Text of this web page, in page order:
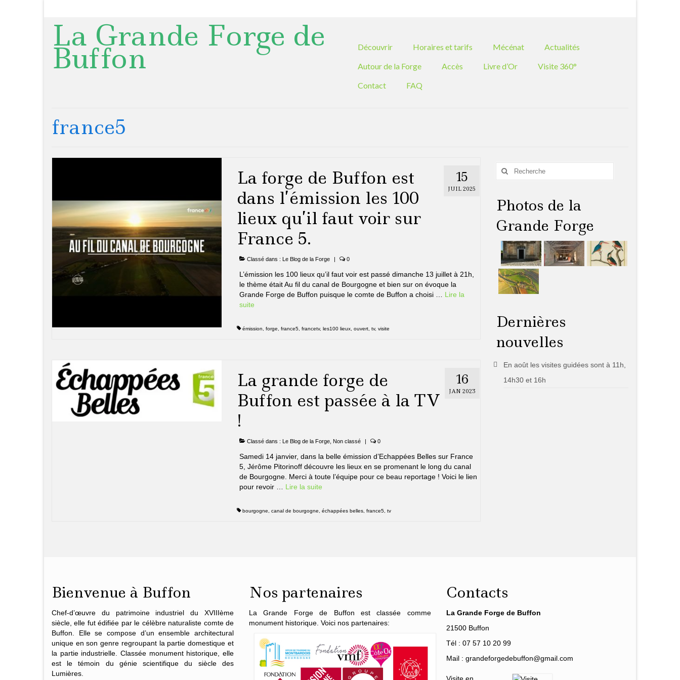
La Grande Forge de
Buffon Découvrir Horaires et tarifs Mécénat
Actualités
Autour de la Forge
Accès Livre d’Or
Visite 360°
Contact
FAQ
france5
15
JUIL 2025
La forge de Buffon est
dans l’émission les 100
lieux qu’il faut voir sur
France 5.
Classé dans : Le Blog de la Forge | 0
L’émission les 100 lieux qu’il faut voir est passé dimanche 13 juillet à 21h,
le thème était Au fil du canal de Bourgogne et bien sur on évoque la
Grande Forge de Buffon puisque le comte de Buffon a choisi … Lire la
suite­­
émission forge france5, francetv, les100 lieux, ouvert, tv, visite
16
JAN 2023
La grande forge de
Buffon est passée à la TV
!
Classé dans : Le Blog de la Forge, Non classé | 0
Samedi 14 janvier, dans la belle émission d’Echappées Belles sur France
5, Jérôme Pitorinoff découvre les lieux en se promenant le long du canal
de Bourgogne. Merci à toute l’équipe pour ce beau reportage ! Voici le lien
pour revoir … Lire la suite­­
bourgogne canal de bourgogne échappées belles, france5, tv
Rechercher
Photos de la
Grande Forge
Dernières
nouvelles
En août les visites guidées sont à 11h,
14h30 et 16h
Bienvenue à Buffon
Chef-d’œuvre du patrimoine industriel du XVIIIème
siècle, elle fut édifiée par le célèbre naturaliste comte de
Buffon . Elle se compose d’un ensemble architectural
unique en son genre regroupant la partie domestique et
la partie industrielle. Classée monument historique, elle
est le témoin du génie scientifique du siècle des
Lumières.
Nos partenaires
La Grande Forge de Buffon est classée comme
monument historique. Voici nos partenaires:
Contacts
La Grande Forge de Buffon
21500 Buffon
Tél : 07 57 10 20 99
Mail : grandeforgedebuffon@gmail.com